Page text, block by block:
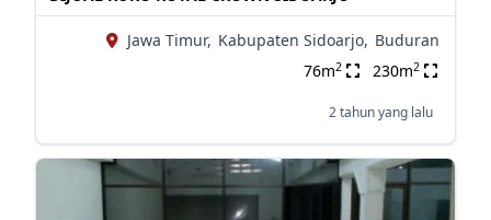
Jawa Timur, Kabupaten Sidoarjo, Buduran
76m2 230m2
2 tahun yang lalu